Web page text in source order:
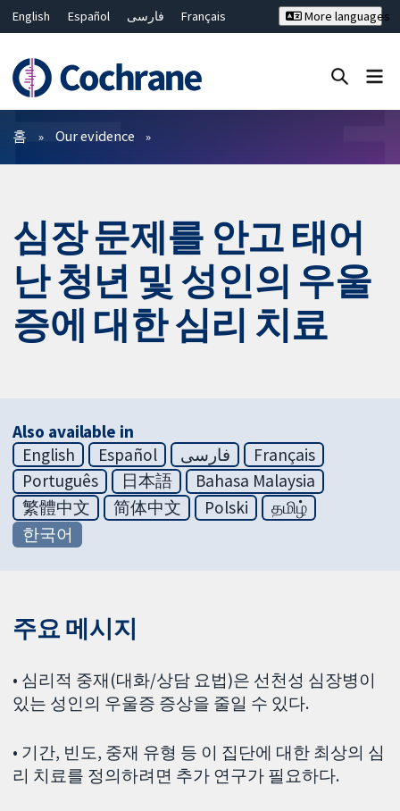
English Español فارسی
Français
Bahasa Malaysia
ไทย
繁體中文
简体中文
More languages
필터
홈 Our evidence
심장 문제를 안고 태어
난 청년 및 성인의 우울
증에 대한 심리 치료
Also available in
English
Español فارسی
Français
Português
日本語
Bahasa Malaysia
繁體中文
简体中文 Polski
தமிழ்
한국어
주요 메시지
• 심리적 중재(대화/상담 요법)은 선천성 심장병이
있는 성인의 우울증 증상을 줄일 수 있다.
• 기간, 빈도, 중재 유형 등 이 집단에 대한 최상의 심
리 치료를 정의하려면 추가 연구가 필요하다.